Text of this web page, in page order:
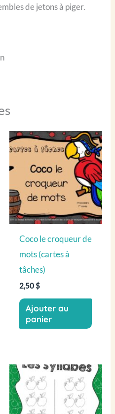
de jetons à piger.
Coco le croqueur de
mots (cartes à
tâches)
2,50 $
Ajouter au
panier